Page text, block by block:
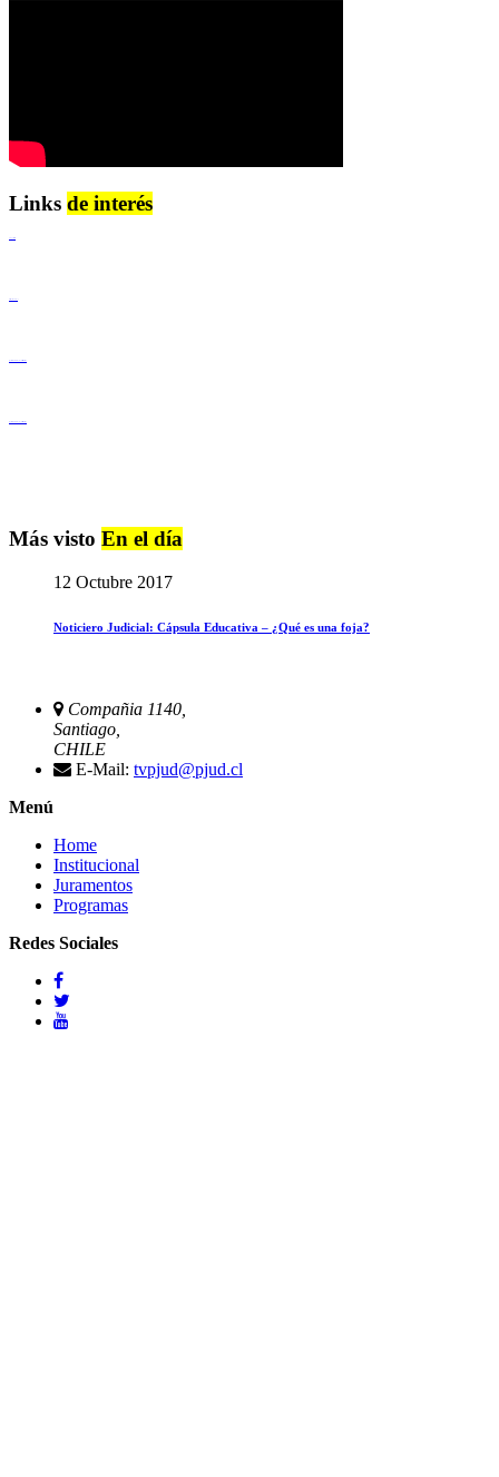
Links de interés
Más visto En el día
12 Octubre 2017
Noticiero Judicial: Cápsula Educativa – ¿Qué es una foja?
Compañia 1140,
Santiago,
CHILE
E-Mail: tvpjud@pjud.cl
Menú
Home
Institucional
Juramentos
Programas
Redes Sociales